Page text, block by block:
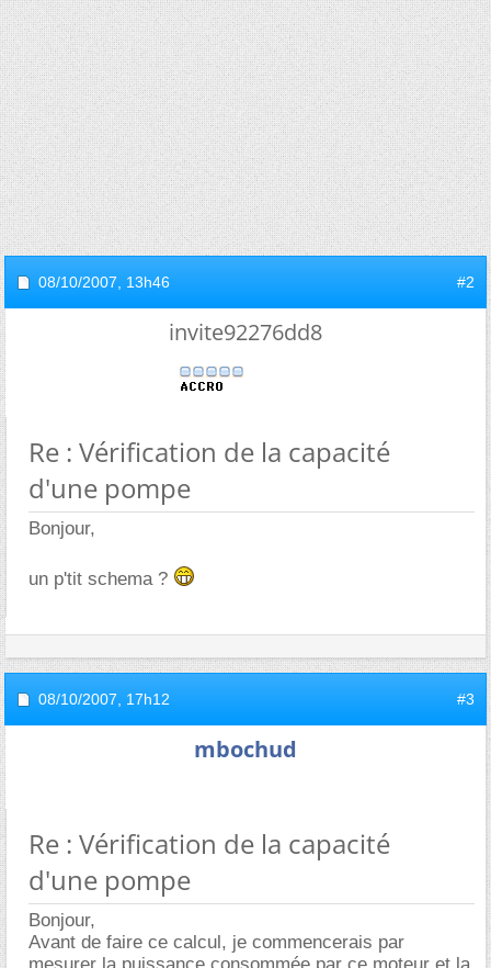
08/10/2007, 13h46 #2
invite92276dd8
Re : Vérification de la capacité
d'une pompe
Bonjour,
un p'tit schema ?
08/10/2007, 17h12 #3
mbochud
Re : Vérification de la capacité
d'une pompe
Bonjour,
Avant de faire ce calcul, je commencerais par